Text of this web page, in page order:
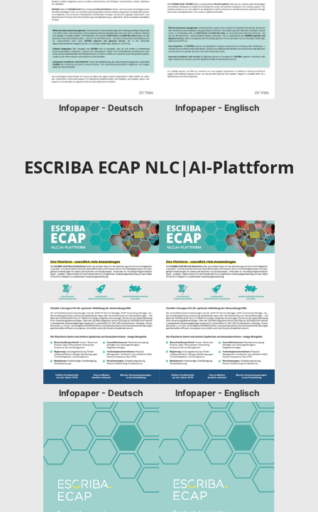
Infopaper - Deutsch Infopaper - Englisch
ESCRIBA ECAP NLC|AI-Plattform
Infopaper - Deutsch Infopaper - Englisch